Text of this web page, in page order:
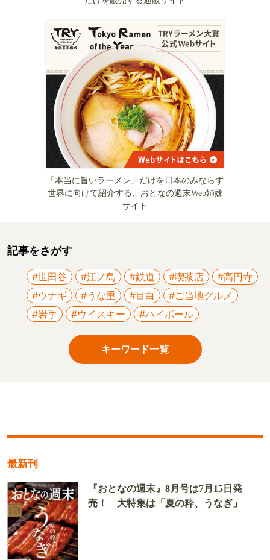
「本当に旨いラーメン」だけを日本のみならず
世界に向けて紹介する、おとなの週末Web姉妹
サイト
記事をさがす
#世田谷 #江ノ島 #鉄道 #喫茶店
#高円寺
#ウナギ
#うな重 #目白
#ご当地グルメ
#岩手
#ウイスキー #ハイボール
キーワード一覧
最新刊
『おとなの週末』8月号は7月15日発
売！ 大特集は「夏の粋、うなぎ」